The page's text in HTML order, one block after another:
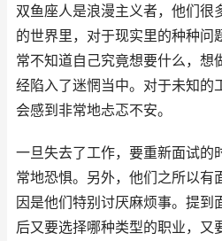
双鱼座人是浪漫主义者，他们很
的世界里，对于现实里的种种问
常不知道自己究竟想要什么，想
经陷入了迷惘当中。对于未知的
会感到非常地忐忑不安。
一旦失去了工作，要重新面试的
常地恐惧。另外，他们之所以有
因是他们特别讨厌麻烦事。提到
后又要选择哪种类型的职业，又